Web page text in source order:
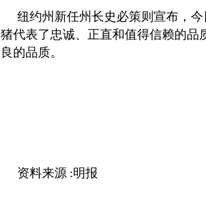
纽约州新任州长史必策则宣布，
猪代表了忠诚、正直和值得信赖的
良的品质。
资料来源:明报